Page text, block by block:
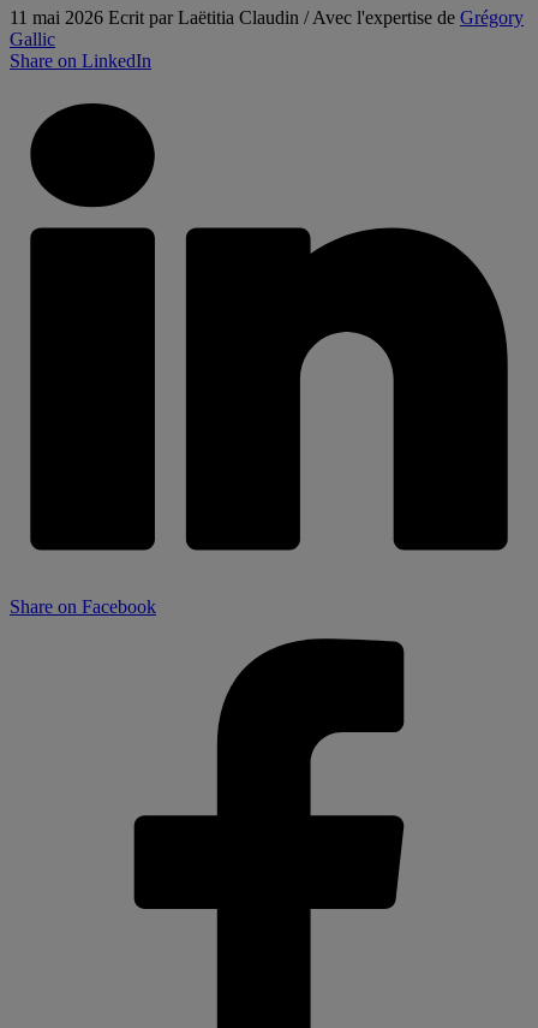
11 mai 2026 Ecrit par Laëtitia Claudin / Avec l'expertise de Grégory
Gallic
Share on LinkedIn
Share on Facebook